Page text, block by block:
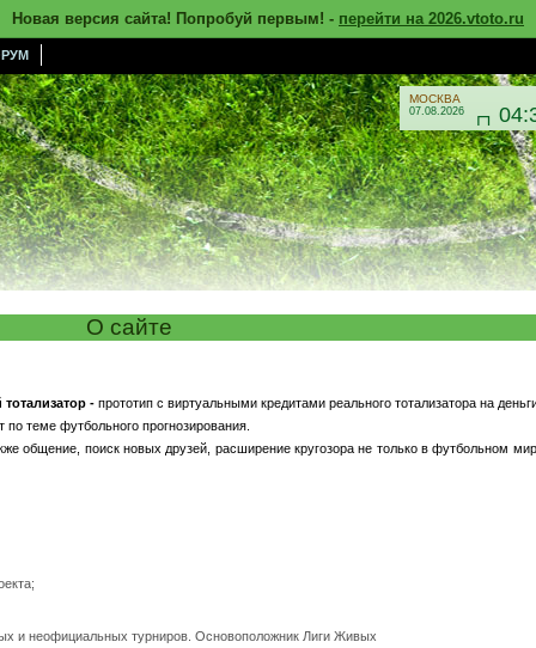
Новая версия сайта! Попробуй первым! - перейти на 2026.vtoto.ru
МОСКВА
07.08.2026 
О сайте
- прототип с виртуальными кредитами реального тотализатора на
теме футбольного прогнозирования.
общение, поиск новых друзей, расширение кругозора не только в футбольном
и неофициальных турниров. Основоположник Лиги Живых